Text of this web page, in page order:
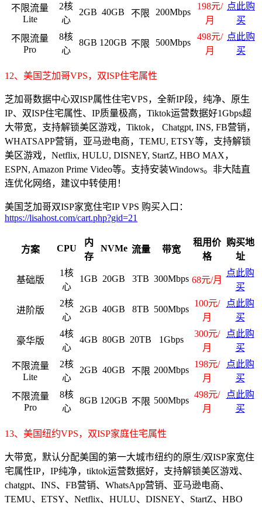
不限流量
Lite
2核
心
2GB 40GB 不限 200Mbps
198元/
月
点此购
买
不限流量
Pro
8核
心
8GB 120GB 不限 500Mbps
498元/
月
点此购
买
12、美国芝加哥VPS，双ISP住宅属性
芝加哥数据中心双ISP属性住宅VPS，全新IP段，纯净、原生
IP、双ISP住宅属性、IP质量极高，Tiktok运营数据好1Gbps超
大带宽，支持解锁美区游戏，Tiktok， Chatgpt, INS, FB营销，
WHATSAPP营销，亚马逊电商，TEMU, ETSY等，支持解锁
美区游戏，Netflix, HULU, DISNEY, StartZ, HBO MAX，
ESPN, Amazon Prime Video等。支持安装Windows。非大陆直
连优化网络，建议中转使用！
美国芝加哥双ISP家宽住宅IP VPS 购买入口：
https://lisahost.com/cart.php?gid=21
方案 CPU
内
存
NVMe 流量 带宽
租用价
格
购买地
址
基础版
1核
心
1GB 20GB 3TB 300Mbps 68元/月
点此购
买
进阶版
2核
心
2GB 40GB 8TB 500Mbps
100元/
月
点此购
买
豪华版
4核
心
4GB 80GB 20TB 1Gbps
300元/
月
点此购
买
不限流量
Lite
2核
心
2GB 40GB 不限 200Mbps
198元/
月
点此购
买
不限流量
Pro
8核
心
8GB 120GB 不限 500Mbps
498元/
月
点此购
买
13、美国纽约VPS，双ISP家庭住宅属性
大带宽，默认分配美国的第一大城市纽约的原生/双ISP家宽住
宅属性IP，IP纯净，tiktok运营数据好，支持解锁美区游戏、
chatgpt、INS、FB营销、WhatsApp营销、亚马逊电商、
TEMU、ETSY、Netflix、HULU、DISNEY、StartZ、HBO